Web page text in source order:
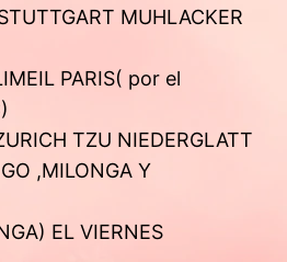
MUHLACKER
PARIS( por el
TZU NIEDERGLATT
,MILONGA Y
EL VIERNES